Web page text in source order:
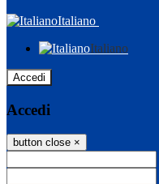
Italiano
Italiano
Accedi
Accedi
button close ×